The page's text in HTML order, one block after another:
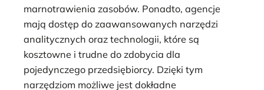
marnotrawienia zasobów. Ponadto, agencje
mają dostęp do zaawansowanych narzędzi
analitycznych oraz technologii, które są
kosztowne i trudne do zdobycia dla
pojedynczego przedsiębiorcy. Dzięki tym
narzędziom możliwe jest dokładne